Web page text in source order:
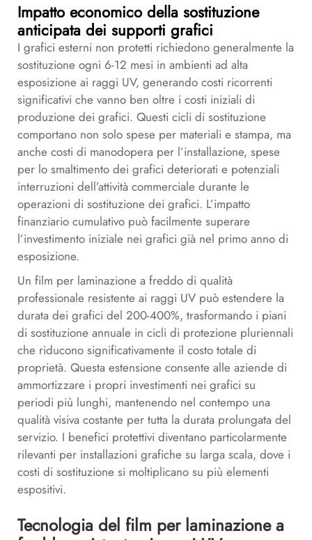
Impatto economico della sostituzione
anticipata dei supporti grafici
I grafici esterni non protetti richiedono generalmente la
sostituzione ogni 6-12 mesi in ambienti ad alta
esposizione ai raggi UV, generando costi ricorrenti
significativi che vanno ben oltre i costi iniziali di
produzione dei grafici. Questi cicli di sostituzione
comportano non solo spese per materiali e stampa, ma
anche costi di manodopera per l’installazione, spese
per lo smaltimento dei grafici deteriorati e potenziali
interruzioni dell’attività commerciale durante le
operazioni di sostituzione dei grafici. L’impatto
finanziario cumulativo può facilmente superare
l’investimento iniziale nei grafici già nel primo anno di
esposizione.
Un film per laminazione a freddo di qualità
professionale resistente ai raggi UV può estendere la
durata dei grafici del 200-400%, trasformando i piani
di sostituzione annuale in cicli di protezione pluriennali
che riducono significativamente il costo totale di
proprietà. Questa estensione consente alle aziende di
ammortizzare i propri investimenti nei grafici su
periodi più lunghi, mantenendo nel contempo una
qualità visiva costante per tutta la durata prolungata del
servizio. I benefici protettivi diventano particolarmente
rilevanti per installazioni grafiche su larga scala, dove i
costi di sostituzione si moltiplicano su più elementi
espositivi.
Tecnologia del film per laminazione a